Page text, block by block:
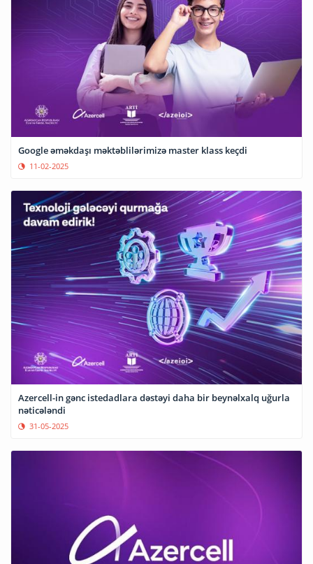
Google əməkdaşı məktəblilərimizə master klass keçdi
11-02-2025
Azercell-in gənc istedadlara dəstəyi daha bir beynəlxalq uğurla
nəticələndi
31-05-2025